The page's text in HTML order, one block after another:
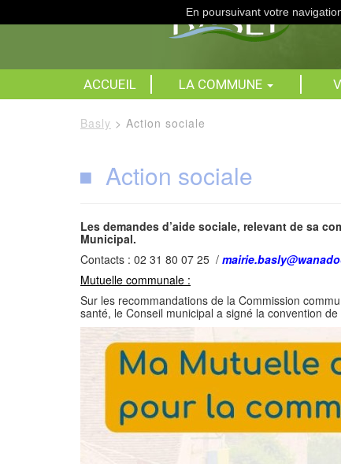
ACCUEIL LA COMMUNE
Basly > Action sociale
Action sociale
Les demandes d’aide sociale, relevant de sa
Municipal.
Contacts : 02 31 80 07 25 /
Mutuelle communale :
Sur les recommandations de la Commission
santé, le Conseil municipal a signé la convention
En poursuivant votre